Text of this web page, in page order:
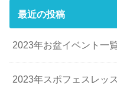
最近の投稿
2023年お盆イベント一
2023年スポフェスレッ